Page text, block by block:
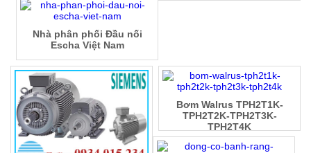
Nhà phân phối Đầu nối
Escha Việt Nam
Bơm Walrus TPH2T1K-
TPH2T2K-TPH2T3K-
TPH2T4K